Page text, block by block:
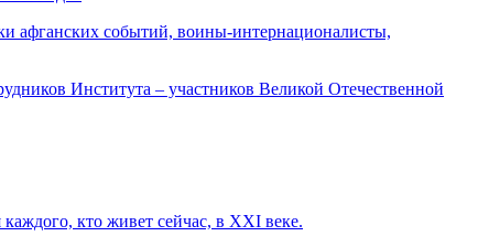
афганских событий, воины-интернационалисты,
Института – участников Великой Отечественной
кто живет сейчас, в XXI веке.